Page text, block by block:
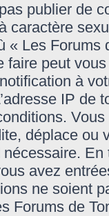
publier de
caractère
« Les
faire peut
à
IP de
déplace ou
avez
ne soient
Forums de